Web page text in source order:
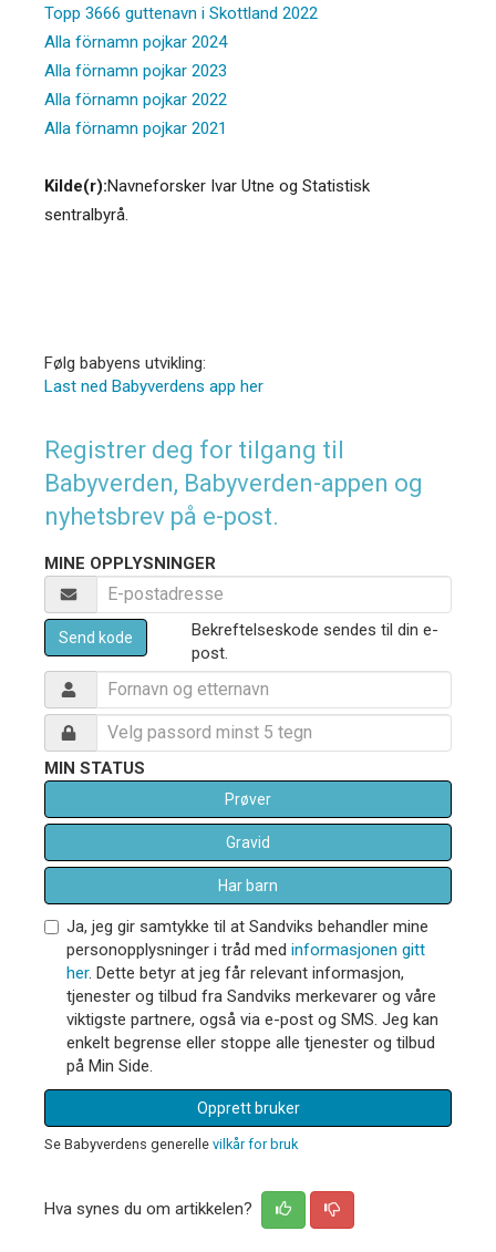
Topp 3666 guttenavn i Skottland 2022
Alla förnamn pojkar 2024
Alla förnamn pojkar 2023
Alla förnamn pojkar 2022
Alla förnamn pojkar 2021
Kilde(r):Navneforsker Ivar Utne og Statistisk
sentralbyrå.
Følg babyens utvikling:
Last ned Babyverdens app her
Registrer deg for tilgang til
Babyverden, Babyverden-appen og
nyhetsbrev på e-post.
MINE OPPLYSNINGER
Send kode
Bekreftelseskode sendes til din e-
post.
MIN STATUS
Prøver
Gravid
Har barn
Ja, jeg gir samtykke til at Sandviks behandler mine
personopplysninger i tråd med informasjonen gitt
her. Dette betyr at jeg får relevant informasjon,
tjenester og tilbud fra Sandviks merkevarer og våre
viktigste partnere, også via e-post og SMS. Jeg kan
enkelt begrense eller stoppe alle tjenester og tilbud
på Min Side.
Opprett bruker
Se Babyverdens generelle vilkår for bruk
Hva synes du om artikkelen?